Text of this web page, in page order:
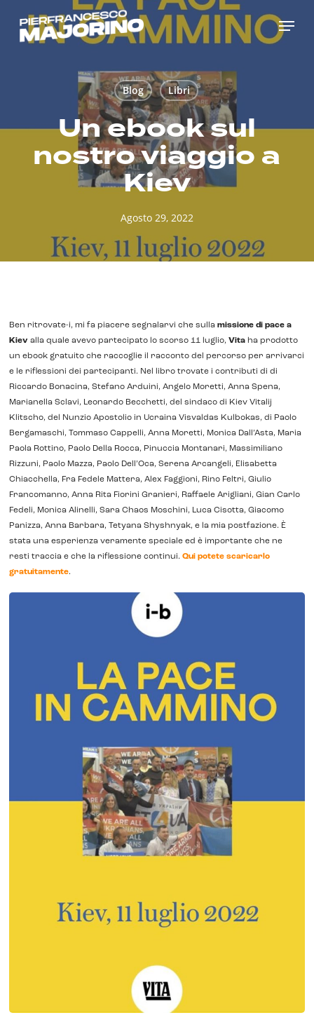
Menu
Blog Libri
Un ebook sul
nostro viaggio a
Kiev
Agosto 29, 2022
Ben ritrovate-i, mi fa piacere segnalarvi che sullamissione di pace a
Kiev alla quale avevo partecipato lo scorso 11 luglio,Vita ha prodotto
un ebook gratuito che raccoglie il racconto del percorso per arrivarci
e le riflessioni dei partecipanti. Nel libro trovate i contributi di di
Riccardo Bonacina, Stefano Arduini, Angelo Moretti, Anna Spena,
Marianella Sclavi, Leonardo Becchetti, del sindaco di Kiev Vitalij
Klitscho, del Nunzio Apostolio in Ucraina Visvaldas Kulbokas, di Paolo
Bergamaschi, Tommaso Cappelli, Anna Moretti, Monica Dall’Asta, Maria
Paola Rottino, Paolo Della Rocca, Pinuccia Montanari, Massimiliano
Rizzuni, Paolo Mazza, Paolo Dell’Oca, Serena Arcangeli, Elisabetta
Chiacchella, Fra Fedele Mattera, Alex Faggioni, Rino Feltri, Giulio
Francomanno, Anna Rita Fiorini Granieri, Raffaele Arigliani, Gian Carlo
Fedeli, Monica Alinelli, Sara Chaos Moschini, Luca Cisotta, Giacomo
Panizza, Anna Barbara, Tetyana Shyshnyak, e la mia postfazione. È
stata una esperienza veramente speciale ed è importante che ne
resti traccia e che la riflessione continui.Qui potete scaricarlo
gratuitamente.